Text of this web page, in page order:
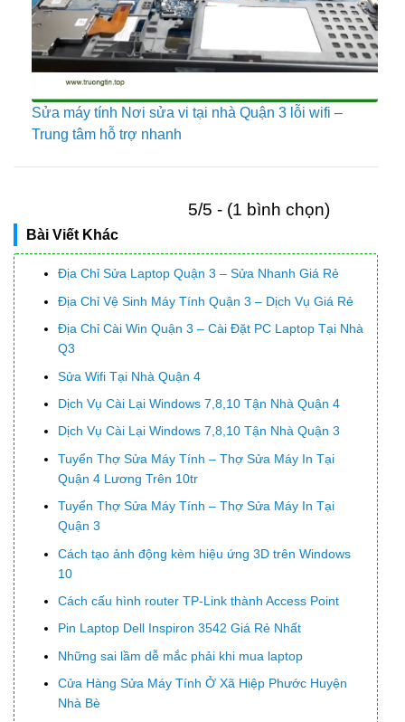
Sửa máy tính Nơi sửa vi tại nhà Quận 3 lỗi wifi –
Trung tâm hỗ trợ nhanh
5/5 - (1 bình chọn)
Bài Viết Khác
Địa Chỉ Sửa Laptop Quận 3 – Sửa Nhanh Giá Rẻ
Địa Chỉ Vệ Sinh Máy Tính Quận 3 – Dịch Vụ Giá Rẻ
Địa Chỉ Cài Win Quận 3 – Cài Đặt PC Laptop Tại Nhà
Q3
Sửa Wifi Tại Nhà Quận 4
Dịch Vụ Cài Lại Windows 7,8,10 Tận Nhà Quận 4
Dịch Vụ Cài Lại Windows 7,8,10 Tận Nhà Quận 3
Tuyển Thợ Sửa Máy Tính – Thợ Sửa Máy In Tại
Quận 4 Lương Trên 10tr
Tuyển Thợ Sửa Máy Tính – Thợ Sửa Máy In Tại
Quận 3
Cách tạo ảnh động kèm hiệu ứng 3D trên Windows
10
Cách cấu hình router TP-Link thành Access Point
Pin Laptop Dell Inspiron 3542 Giá Rẻ Nhất
Những sai lầm dễ mắc phải khi mua laptop
Cửa Hàng Sửa Máy Tính Ở Xã Hiệp Phước Huyện
Nhà Bè